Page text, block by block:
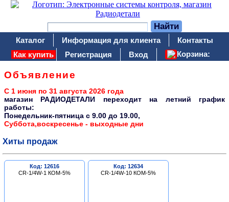
Каталог Информация для клиента
Контакты
Как купить
Регистрация Вход Корзина:
Объявление
С 1 июня по 31 августа 2026 года
магазин РАДИОДЕТАЛИ переходит на летний график
работы:
Понедельник-пятница c 9.00 до 19.00,
Суббота,воскресенье - выходные дни
Хиты продаж
Код: 12616
CR-1/4W-1 КОМ-5%
Код: 12634
CR-1/4W-10 КОМ-5%